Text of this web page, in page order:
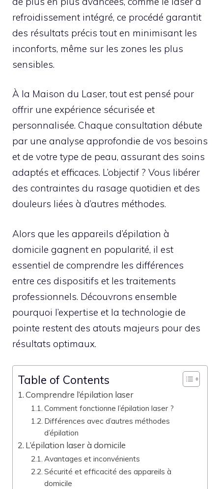
refroidissement intégré, ce procédé garantit
des résultats précis tout en minimisant les
inconforts, même sur les zones les plus
sensibles.
À la Maison du Laser, tout est pensé pour
offrir une expérience sécurisée et
personnalisée. Chaque consultation débute
par une analyse approfondie de vos besoins
et de votre type de peau, assurant des soins
adaptés et efficaces. L’objectif ? Vous libérer
des contraintes du rasage quotidien et des
douleurs liées à d’autres méthodes.
Alors que les appareils d’épilation à
domicile gagnent en popularité, il est
essentiel de comprendre les différences
entre ces dispositifs et les traitements
professionnels. Découvrons ensemble
pourquoi l’expertise et la technologie de
pointe restent des atouts majeurs pour des
résultats optimaux.
Table of Contents
Comprendre l’épilation laser
Comment fonctionne l’épilation laser ?
Différences avec d’autres méthodes
d’épilation
L’épilation laser à domicile
Avantages et inconvénients
Sécurité et efficacité des appareils à
domicile